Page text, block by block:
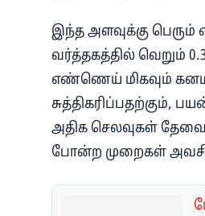
இந்த அளவுக்கு
வர்த்தகத்தில் வெறும்
எண்ணெய் மிகவும்
சுத்திகரிப்பதற்கும்,
அதிக செலவுகள்
போன்ற முறைகள்